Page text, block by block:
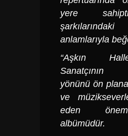
yere
anlamlarıyla
“Aşkın
Sanatçının
yönünü ön plana
ve
eden
albümüdür.